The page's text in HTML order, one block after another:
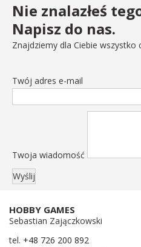
Nie znalazłeś
Napisz do nas.
Znajdziemy dla Ciebie wszystko
Twój adres e-mail
Twoja wiadomość
HOBBY GAMES
Sebastian Zajączkowski
tel. +48 726 200 892